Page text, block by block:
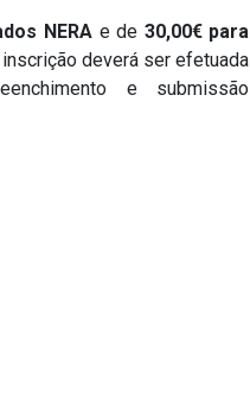
NERAe de 30,00€ para
deverá ser efetuada
e submissão